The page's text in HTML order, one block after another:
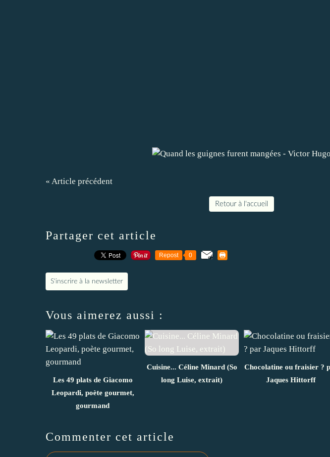
« Article précédent
Retour à l'accueil
Partager cet article
Repost 0
S'inscrire à la newsletter
Vous aimerez aussi :
Les 49 plats de Giacomo
Leopardi, poète gourmet,
gourmand
Cuisine... Céline Minard (So
long Luise, extrait)
Chocolatine ou fraisier ?
Jaques Hittorff
Commenter cet article